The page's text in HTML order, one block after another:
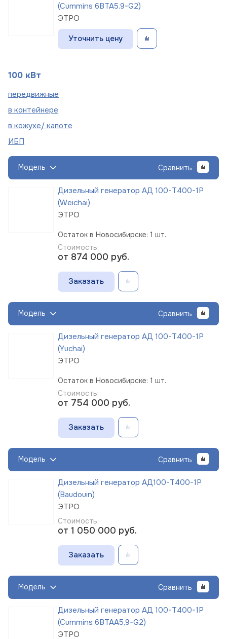
(Cummins 6BTA5.9-G2)
ЭТРО
Уточнить цену
100 кВт
передвижные
в контейнере
в кожухе/ капоте
ИБП
Модель Сравнить
Дизельный генератор АД 100-Т400-1Р
(Weichai)
ЭТРО
Остаток в Новосибирске: 1 шт.
Стоимость:
от 874 000 руб.
Заказать
Модель Сравнить
Дизельный генератор АД 100-Т400-1Р
(Yuchai)
ЭТРО
Остаток в Новосибирске: 1 шт.
Стоимость:
от 754 000 руб.
Заказать
Модель Сравнить
Дизельный генератор АД100-Т400-1Р
(Baudouin)
ЭТРО
Стоимость:
от 1 050 000 руб.
Заказать
Модель Сравнить
Дизельный генератор АД 100-Т400-1Р
(Cummins 6BTAA5,9-G2)
ЭТРО